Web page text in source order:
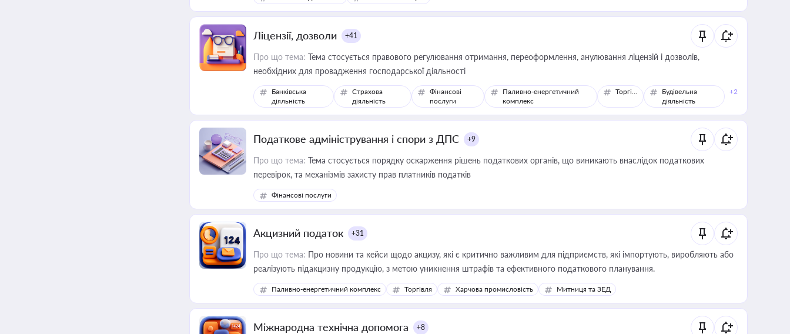
Ліцензії, дозволи +41
Про що тема: Тема стосується правового регулювання отримання, переоформлення, анулювання ліцензій і дозволів,
необхідних для провадження господарської діяльності
Банківська
діяльність
Страхова
діяльність
Фінансові
послуги
Паливно-енергетичний
комплекс
Торгівля
Будівельна
діяльність
+2
Податкове адміністрування і спори з ДПС +9
Про що тема: Тема стосується порядку оскарження рішень податкових органів, що виникають внаслідок податкових
перевірок, та механізмів захисту прав платників податків
Фінансові послуги
Акцизний податок +31
Про що тема: Про новини та кейси щодо акцизу, які є критично важливим для підприємств, які імпортують, виробляють або
реалізують підакцизну продукцію, з метою уникнення штрафів та ефективного податкового планування.
Паливно-енергетичний комплекс Торгівля Харчова промисловість Митниця та ЗЕД
Міжнародна технічна допомога +8